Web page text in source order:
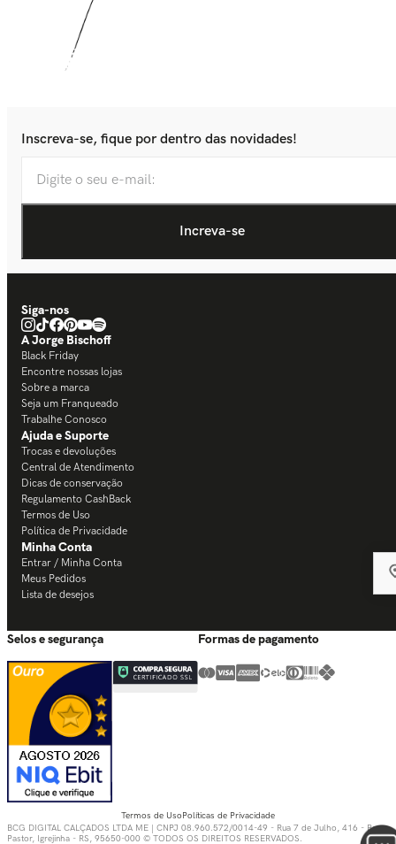
Inscreva-se, fique por dentro das novidades!
Siga-nos
A Jorge Bischoff
Black Friday
Encontre nossas lojas
Sobre a marca
Seja um Franqueado
Trabalhe Conosco
Ajuda e Suporte
Trocas e devoluções
Central de Atendimento
Dicas de conservação
Regulamento CashBack
Termos de Uso
Política de Privacidade
Minha Conta
Entrar / Minha Conta
Meus Pedidos
Lista de desejos
Selos e segurança Formas de pagamento
Termos de UsoPolíticas de Privacidade
BCG DIGITAL CALÇADOS LTDA ME | CNPJ 08.960.572/0014-49 - Rua 7 de Julho, 416 - Bom
Pastor, Igrejinha - RS, 95650-000 © TODOS OS DIREITOS RESERVADOS.